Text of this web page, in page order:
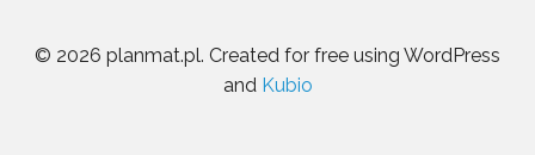
© 2026 planmat.pl. Created for free using WordPress
and Kubio